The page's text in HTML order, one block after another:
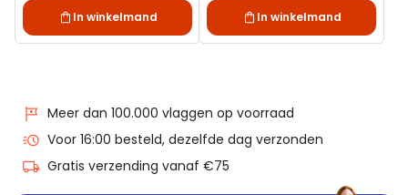
In winkelmand In winkelmand
Meer dan 100.000 vlaggen op voorraad
Voor 16:00 besteld, dezelfde dag verzonden
Gratis verzending vanaf €75